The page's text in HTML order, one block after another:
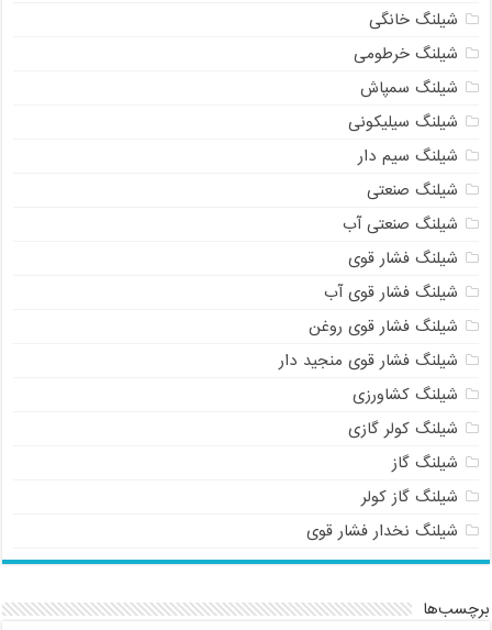
شیلنگ خانگی
شیلنگ خرطومی
شیلنگ سمپاش
شیلنگ سیلیکونی
شیلنگ سیم دار
شیلنگ صنعتی
شیلنگ صنعتی آب
شیلنگ فشار قوی
شیلنگ فشار قوی آب
شیلنگ فشار قوی روغن
شیلنگ فشار قوی منجید دار
شیلنگ کشاورزی
شیلنگ کولر گازی
شیلنگ گاز
شیلنگ گاز کولر
شیلنگ نخدار فشار قوی
برچسب‌ها